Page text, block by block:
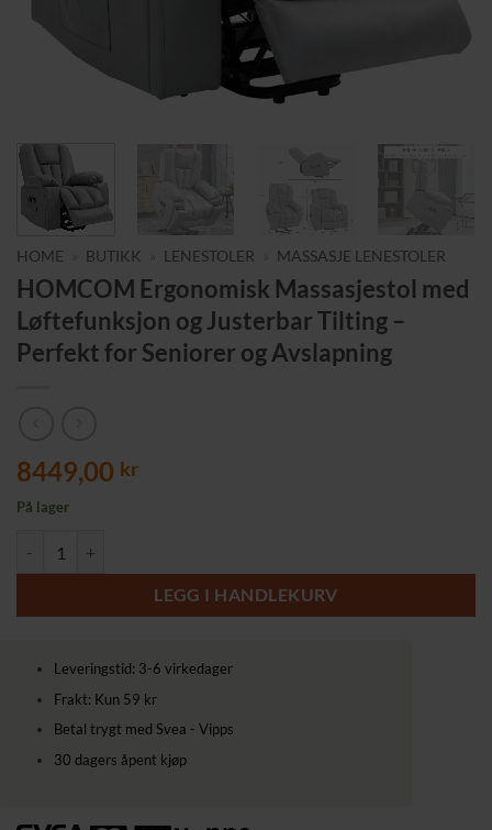
HOME BUTIKK LENESTOLER MASSASJE LENESTOLER
HOMCOM Ergonomisk Massasjestol med
Løftefunksjon og Justerbar Tilting –
Perfekt for Seniorer og Avslapning
8449,00 kr
På lager
LEGG I HANDLEKURV
Leveringstid: 3-6 virkedager
Frakt: Kun 59 kr
Betal trygt med Svea - Vipps
30 dagers åpent kjøp